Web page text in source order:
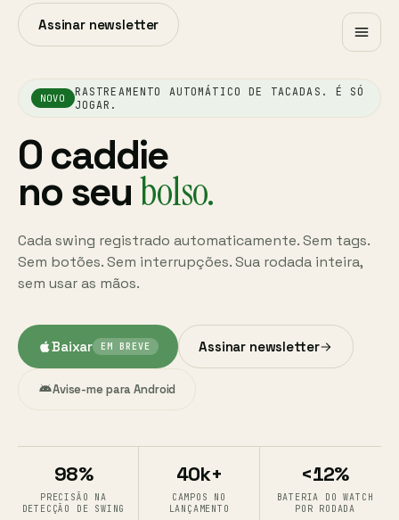
Assinar newsletter
NOVO
RASTREAMENTO AUTOMÁTICO DE TACADAS. É SÓ
JOGAR.
O caddie
no seubolso.
Cada swing registrado automaticamente. Sem tags.
Sem botões. Sem interrupções. Sua rodada inteira,
sem usar as mãos.
Baixar EM BREVE Assinar newsletter
Avise-me para Android
98%
PRECISÃO NA
DETECÇÃO DE SWING
40k+
CAMPOS NO
LANÇAMENTO
<12%
BATERIA DO WATCH
POR RODADA